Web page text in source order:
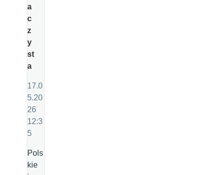
a
c
z
y
st
a
17.0
5.20
26
12:3
5
Pols
kie